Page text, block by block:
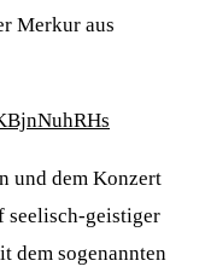
Merkur aus
und dem Konzert
seelisch-geistiger
dem sogenannten